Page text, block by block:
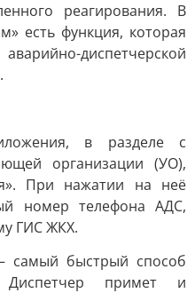
реагирования. В
есть функция, которая
диспетчерской
в разделе с
организации (УО),
При нажатии на неё
номер телефона АДС,
ГИС ЖКХ.
самый быстрый способ
примет и